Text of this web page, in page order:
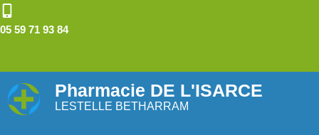
05 59 71 93 84
Pharmacie DE L'ISARCE
LESTELLE BETHARRAM